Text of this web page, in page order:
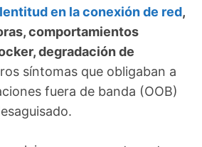
lentitud en la conexión de red,
comportamientos
degradación de
síntomas que obligaban a
fuera de banda (OOB)